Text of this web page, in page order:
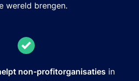
wereld brengen.
non-profitorganisatiesin